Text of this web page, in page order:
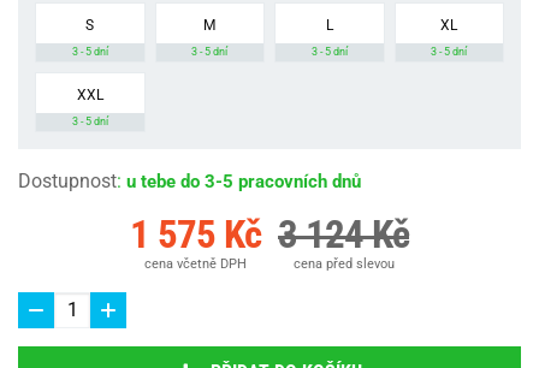
S
3 - 5 dní
M
3 - 5 dní
L
3 - 5 dní
XL
3 - 5 dní
XXL
3 - 5 dní
Dostupnost: u tebe do 3-5 pracovních dnů
1 575 Kč
cena včetně DPH
3 124 Kč
cena před slevou